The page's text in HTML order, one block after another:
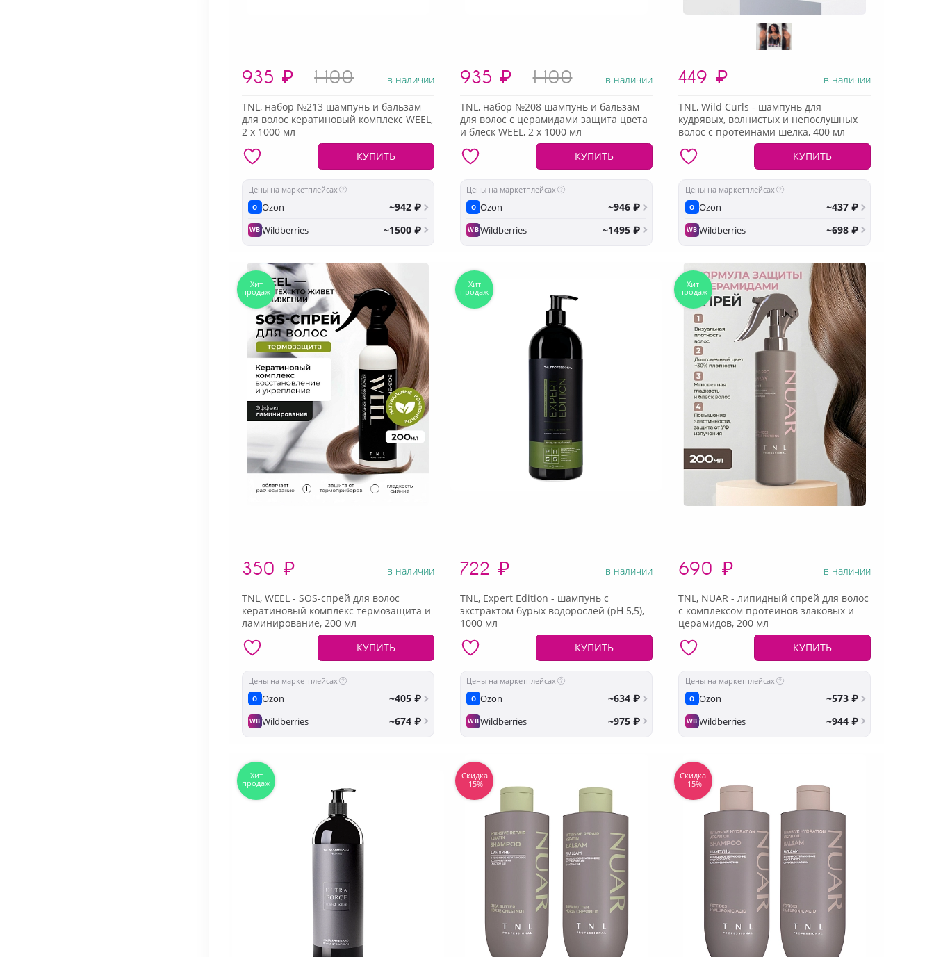
935 ₽ 1 100 в наличии
TNL, набор №213 шампунь и бальзам
для волос кератиновый комплекс WEEL,
2 х 1000 мл
КУПИТЬ
Цены на маркетплейсах
O Ozon ~942 ₽
WB Wildberries ~1500 ₽
935 ₽ 1 100 в наличии
TNL, набор №208 шампунь и бальзам
для волос с церамидами защита цвета
и блеск WEEL, 2 х 1000 мл
КУПИТЬ
Цены на маркетплейсах
O Ozon ~946 ₽
WBWildberries ~1495 ₽
449 ₽ в наличии
TNL, Wild Curls - шампунь для
кудрявых, волнистых и непослушных
волос с протеинами шелка, 400 мл
КУПИТЬ
Цены на маркетплейсах
O Ozon ~437 ₽
WBWildberries ~698 ₽
350 ₽ в наличии
TNL, WEEL - SOS-спрей для волос
кератиновый комплекс термозащита и
ламинирование, 200 мл
КУПИТЬ
Цены на маркетплейсах
O Ozon ~405 ₽
WB Wildberries ~674 ₽
722 ₽ в наличии
TNL, Expert Edition - шампунь с
экстрактом бурых водорослей (pH 5,5),
1000 мл
КУПИТЬ
Цены на маркетплейсах
O Ozon ~634 ₽
WBWildberries ~975 ₽
690 ₽ в наличии
TNL, NUAR - липидный спрей для волос
с комплексом протеинов злаковых и
церамидов, 200 мл
КУПИТЬ
Цены на маркетплейсах
O Ozon ~573 ₽
WBWildberries ~944 ₽
Скидка
-15%
Скидка
-15%